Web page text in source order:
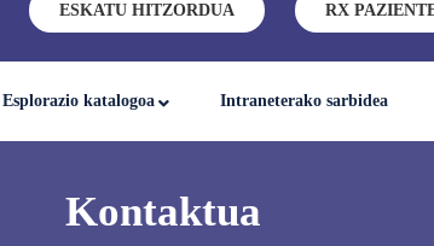
ESKATU HITZORDUA RX
Esplorazio katalogoa Intraneterako sarbidea
Kontaktua